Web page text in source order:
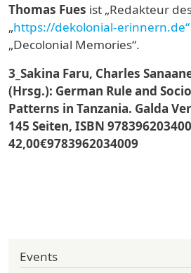
Thomas Fues ist „Redakteur
„https://dekolonial-erinnern.de“
„Decolonial Memories“.
3_Sakina Faru, Charles
(Hrsg.): German Rule and
Patterns in Tanzania. Galda
145 Seiten, ISBN
42,00€9783962034009
Events